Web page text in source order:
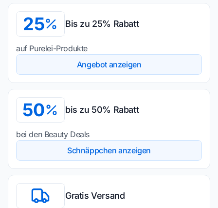
25 Bis zu 25% Rabatt
auf Purelei-Produkte
Angebot anzeigen
50 bis zu 50% Rabatt
bei den Beauty Deals
Schnäppchen anzeigen
Gratis Versand